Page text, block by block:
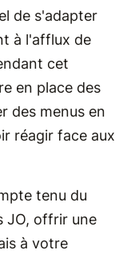
de s'adapter
à l'afflux de
cet
en place des
des menus en
réagir face aux
tenu du
JO, offrir une
à votre